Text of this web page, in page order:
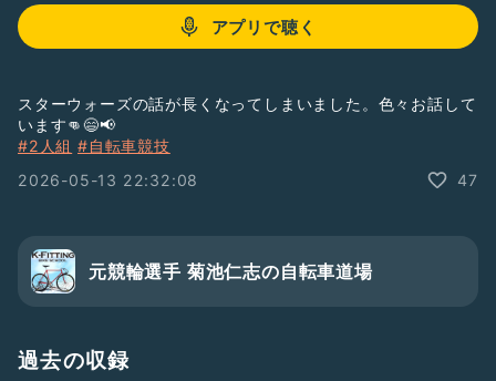
アプリで聴く
スターウォーズの話が長くなってしまいました。色々お話して
います👊😄📢
#2人組 #自転車競技
2026-05-13 22:32:08
47
元競輪選手 菊池仁志の自転車道場
過去の収録